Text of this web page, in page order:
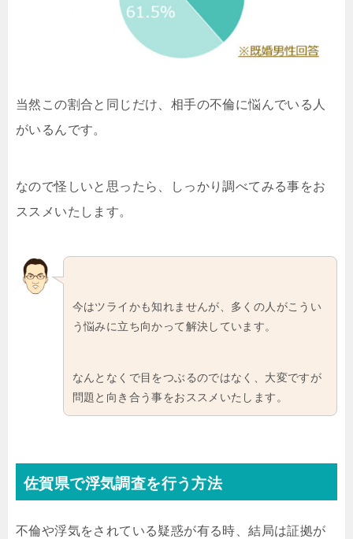
当然この割合と同じだけ、相手の不倫に悩んでいる人
がいるんです。
なので怪しいと思ったら、しっかり調べてみる事をお
ススメいたします。
今はツライかも知れませんが、多くの人がこうい
う悩みに立ち向かって解決しています。
なんとなくで目をつぶるのではなく、大変ですが
問題と向き合う事をおススメいたします。
佐賀県で浮気調査を行う方法
不倫や浮気をされている疑惑が有る時、結局は証拠が